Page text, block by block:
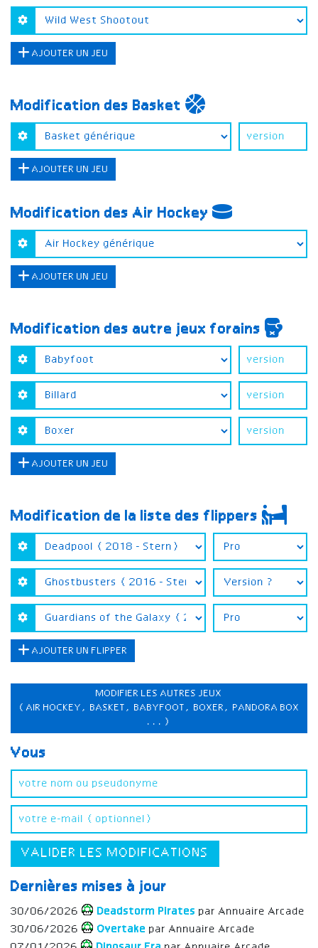
AJOUTER UN JEU
Modification des Basket
AJOUTER UN JEU
Modification des Air Hockey
AJOUTER UN JEU
Modification des autre jeux forains
AJOUTER UN JEU
Modification de la liste des flippers
AJOUTER UN FLIPPER
MODIFIER LES AUTRES JEUX
(AIR HOCKEY, BASKET, BABYFOOT, BOXER, PANDORA BOX
...)
Vous
VALIDER LES MODIFICATIONS
Dernières mises à jour
30/06/2026 Deadstorm Pirates par Annuaire Arcade
30/06/2026
Overtake par Annuaire Arcade